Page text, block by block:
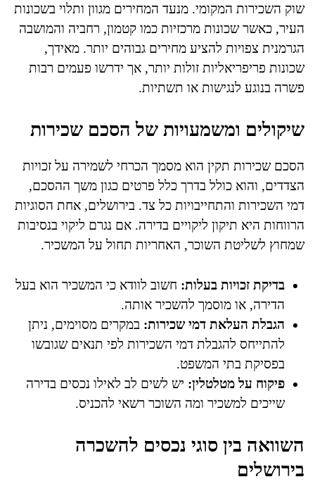
שוק השכירות המקומי. מנעד המחירים מגוון ותלוי בשכונות
העיר, כאשר שכונות מרכזיות כמו קטמון, רחביה והמושבה
הגרמנית צפויות להציע מחירים גבוהים יותר. מאידך,
שכונות פריפריאליות זולות יותר, אך ידרשו פעמים רבות
פשרה בנוגע לנגישות או תשתיות.
שיקולים ומשמעויות של הסכם שכירות
הסכם שכירות תקין הוא מסמך הכרחי לשמירה על זכויות
הצדדים, והוא כולל בדרך כלל פרטים כגון משך ההסכם,
דמי השכירות והתחייבויות כל צד. בירושלים, אחת הסוגיות
הרווחות היא תיקון ליקויים בדירה. אם נגרם ליקוי בנסיבות
שמחוץ לשליטת השוכר, האחריות תחול על המשכיר.
בדיקת זכויות בעלות: חשוב לוודא כי המשכיר הוא בעל
הדירה, או מוסמך להשכיר אותה.
הגבלת העלאת דמי שכירות: במקרים מסוימים, ניתן
להתייחס להגבלת דמי השכירות לפי תנאים שגובשו
בפסיקת בתי המשפט.
פיקוח על מטלטלין: יש לשים לב לאילו נכסים בדירה
שייכים למשכיר ומה השוכר רשאי להכניס.
השוואה בין סוגי נכסים להשכרה
בירושלים